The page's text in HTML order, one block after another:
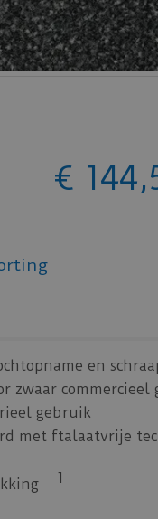
€ 144,
en
zwaar commercieel
gebruik
met ftalaatvrije
1